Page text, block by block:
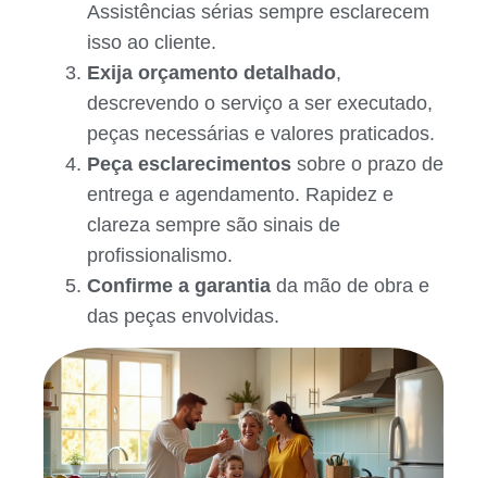
Assistências sérias sempre esclarecem
isso ao cliente.
Exija orçamento detalhado,
descrevendo o serviço a ser executado,
peças necessárias e valores praticados.
Peça esclarecimentos sobre o prazo de
entrega e agendamento. Rapidez e
clareza sempre são sinais de
profissionalismo.
Confirme a garantia da mão de obra e
das peças envolvidas.